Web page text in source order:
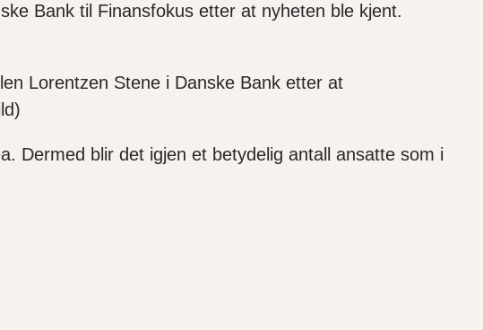
Bank til Finansfokus etter at nyheten ble kjent.
Lorentzen Stene i Danske Bank etter at
Dermed blir det igjen et betydelig antall ansatte som i